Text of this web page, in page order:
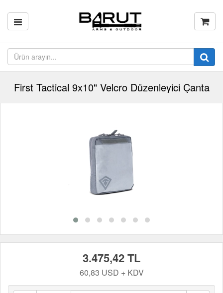
First Tactical 9x10" Velcro Düzenleyici Çanta
3.475,42 TL
60,83 USD + KDV